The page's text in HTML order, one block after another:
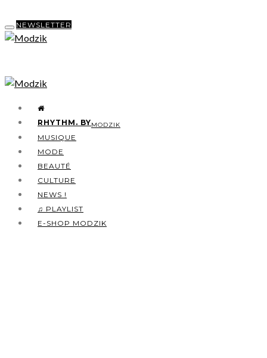
NEWSLETTER
RHYTHM. BYMODZIK
MUSIQUE
MODE
BEAUTÉ
CULTURE
NEWS !
♫ PLAYLIST
E-SHOP MODZIK